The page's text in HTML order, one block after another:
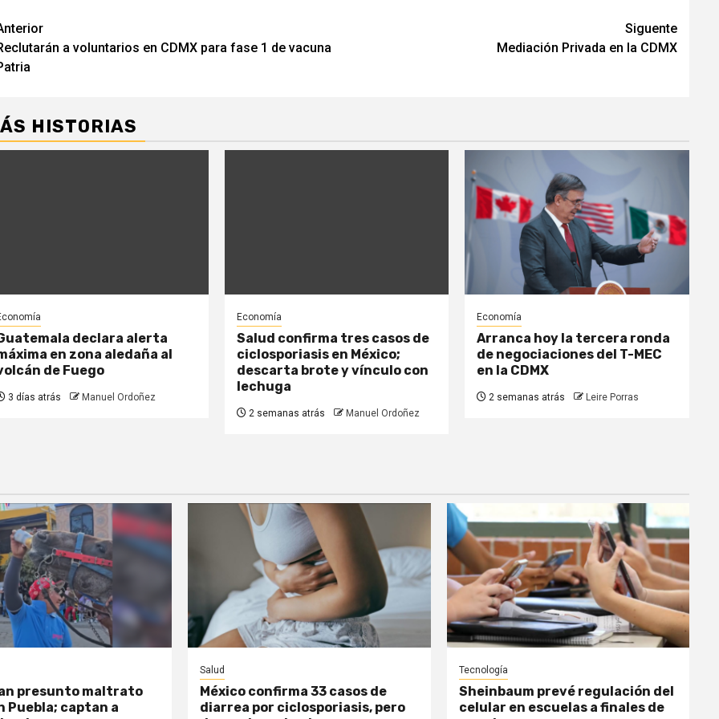
a voluntarios en CDMX para fase 1 de vacuna
Siguente
Mediación Privada en la CDMX
HISTORIAS
declara alerta
en zona aledaña al
de Fuego
3 días atrás Manuel Ordoñez
Economía
Salud confirma tres casos de
ciclosporiasis en México;
descarta brote y vínculo con
lechuga
2 semanas atrás Manuel Ordoñez
Economía
Arranca hoy la tercera ronda
de negociaciones del T-MEC
en la CDMX
2 semanas atrás Leire Porras
presunto maltrato
Puebla; captan a
Salud
México confirma 33 casos de
diarrea por ciclosporiasis, pero
Tecnología
Sheinbaum prevé regulación del
celular en escuelas a finales de